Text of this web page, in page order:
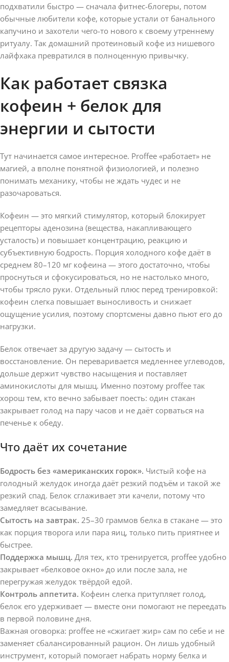
подхватили быстро — сначала фитнес-блогеры, потом
обычные любители кофе, которые устали от банального
капучино и захотели чего-то нового к своему утреннему
ритуалу. Так домашний протеиновый кофе из нишевого
лайфхака превратился в полноценную привычку.
Как работает связка
кофеин + белок для
энергии и сытости
Тут начинается самое интересное. Proffee «работает» не
магией, а вполне понятной физиологией, и полезно
понимать механику, чтобы не ждать чудес и не
разочароваться.
Кофеин — это мягкий стимулятор, который блокирует
рецепторы аденозина (вещества, накапливающего
усталость) и повышает концентрацию, реакцию и
субъективную бодрость. Порция холодного кофе даёт в
среднем 80–120 мг кофеина — этого достаточно, чтобы
проснуться и сфокусироваться, но не настолько много,
чтобы трясло руки. Отдельный плюс перед тренировкой:
кофеин слегка повышает выносливость и снижает
ощущение усилия, поэтому спортсмены давно пьют его до
нагрузки.
Белок отвечает за другую задачу — сытость и
восстановление. Он переваривается медленнее углеводов,
дольше держит чувство насыщения и поставляет
аминокислоты для мышц. Именно поэтому proffee так
хорош тем, кто вечно забывает поесть: один стакан
закрывает голод на пару часов и не даёт сорваться на
печенье к обеду.
Что даёт их сочетание
Бодрость без «американских горок». Чистый кофе на
голодный желудок иногда даёт резкий подъём и такой же
резкий спад. Белок сглаживает эти качели, потому что
замедляет всасывание.
Сытость на завтрак. 25–30 граммов белка в стакане — это
как порция творога или пара яиц, только пить приятнее и
быстрее.
Поддержка мышц. Для тех, кто тренируется, proffee удобно
закрывает «белковое окно» до или после зала, не
перегружая желудок твёрдой едой.
Контроль аппетита. Кофеин слегка притупляет голод,
белок его удерживает — вместе они помогают не переедать
в первой половине дня.
Важная оговорка: proffee не «сжигает жир» сам по себе и не
заменяет сбалансированный рацион. Он лишь удобный
инструмент, который помогает набрать норму белка и